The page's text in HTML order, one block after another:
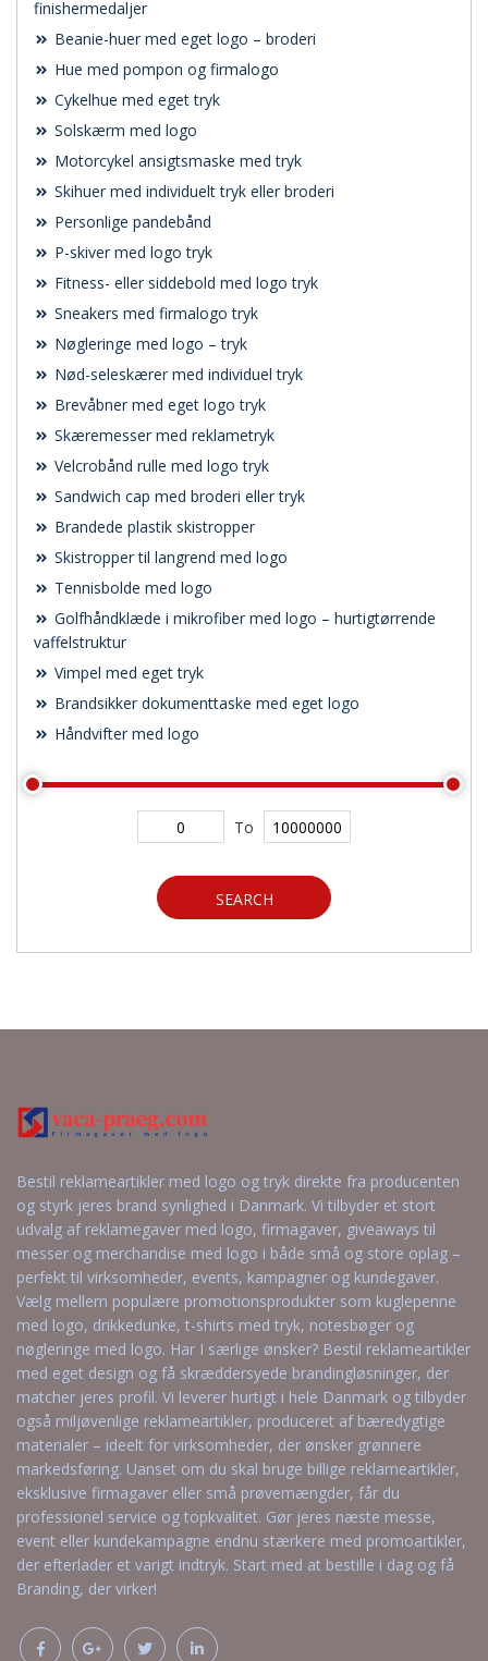
finishermedaljer
Beanie-huer med eget logo – broderi
Hue med pompon og firmalogo
Cykelhue med eget tryk
Solskærm med logo
Motorcykel ansigtsmaske med tryk
Skihuer med individuelt tryk eller broderi
Personlige pandebånd
P-skiver med logo tryk
Fitness- eller siddebold med logo tryk
Sneakers med firmalogo tryk
Nøgleringe med logo – tryk
Nød-seleskærer med individuel tryk
Brevåbner med eget logo tryk
Skæremesser med reklametryk
Velcrobånd rulle med logo tryk
Sandwich cap med broderi eller tryk
Brandede plastik skistropper
Skistropper til langrend med logo
Tennisbolde med logo
Golfhåndklæde i mikrofiber med logo – hurtigtørrende
vaffelstruktur
Vimpel med eget tryk
Brandsikker dokumenttaske med eget logo
Håndvifter med logo
To
SEARCH
Bestil reklameartikler med logo og tryk direkte fra producenten
og styrk jeres brand synlighed i Danmark. Vi tilbyder et stort
udvalg af reklamegaver med logo, firmagaver, giveaways til
messer og merchandise med logo i både små og store oplag –
perfekt til virksomheder, events, kampagner og kundegaver.
Vælg mellem populære promotionsprodukter som kuglepenne
med logo, drikkedunke, t-shirts med tryk, notesbøger og
nøgleringe med logo. Har I særlige ønsker? Bestil reklameartikler
med eget design og få skræddersyede brandingløsninger, der
matcher jeres profil. Vi leverer hurtigt i hele Danmark og tilbyder
også miljøvenlige reklameartikler, produceret af bæredygtige
materialer – ideelt for virksomheder, der ønsker grønnere
markedsføring. Uanset om du skal bruge billige reklameartikler,
eksklusive firmagaver eller små prøvemængder, får du
professionel service og topkvalitet. Gør jeres næste messe,
event eller kundekampagne endnu stærkere med promoartikler,
der efterlader et varigt indtryk. Start med at bestille i dag og få
Branding, der virker!